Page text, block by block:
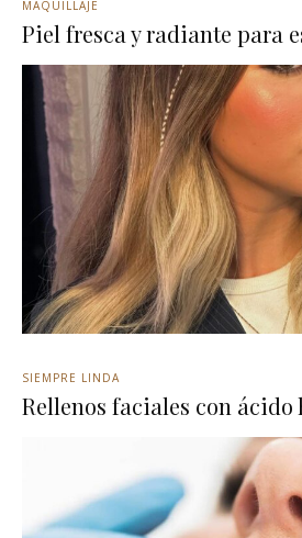
MAQUILLAJE
Piel fresca y radiante para
SIEMPRE LINDA
Rellenos faciales con